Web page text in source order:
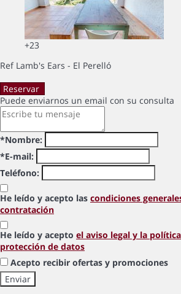
+23
Ref Lamb's Ears - El Perelló
Reservar
Puede enviarnos un email con su consulta
*Nombre:
*E-mail:
Teléfono:
He leído y acepto las condiciones
contratación
He leído y acepto el aviso legal y la
protección de datos
Acepto recibir ofertas y promociones